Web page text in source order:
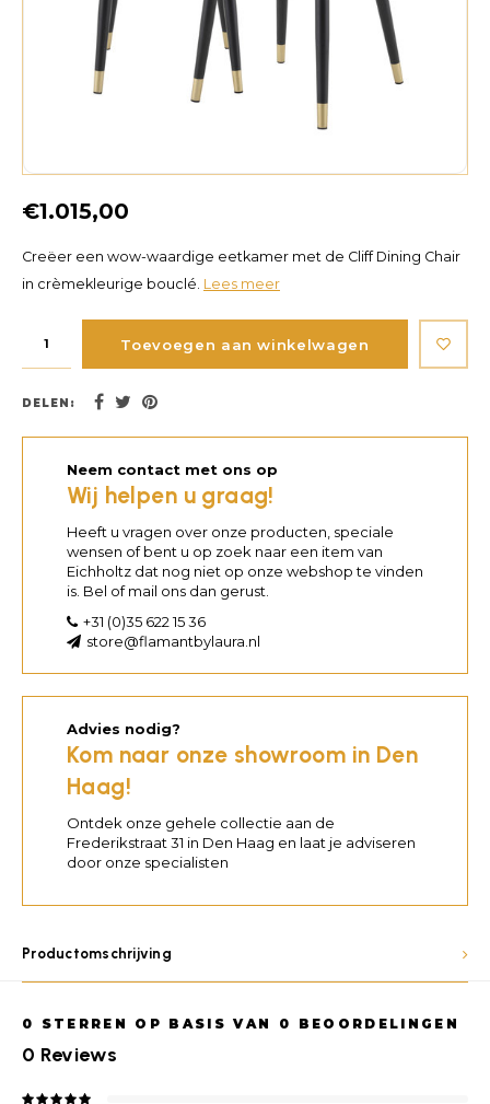
€1.015,00
Creëer een wow-waardige eetkamer met de Cliff Dining Chair
in crèmekleurige bouclé. Lees meer
Toevoegen aan winkelwagen
DELEN:
Neem contact met ons op
Wij helpen u graag!
Heeft u vragen over onze producten, speciale
wensen of bent u op zoek naar een item van
Eichholtz dat nog niet op onze webshop te vinden
is. Bel of mail ons dan gerust.
+31 (0)35 622 15 36
store@flamantbylaura.nl
Advies nodig?
Kom naar onze showroom in Den
Haag!
Ontdek onze gehele collectie aan de
Frederikstraat 31 in Den Haag en laat je adviseren
door onze specialisten
Productomschrijving
0 STERREN OP BASIS VAN 0 BEOORDELINGEN
0 Reviews